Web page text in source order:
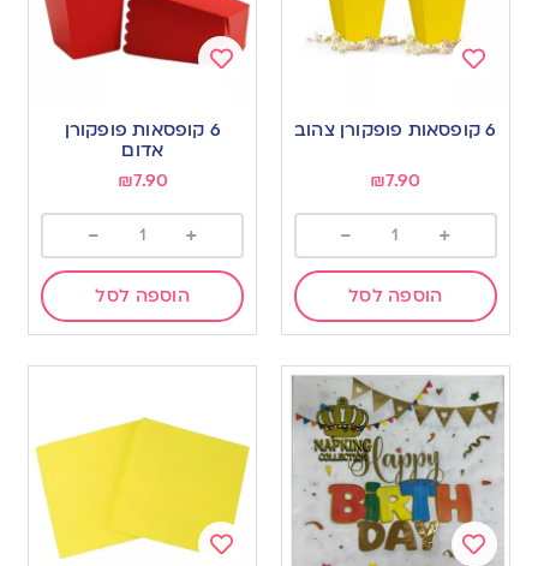
to
wishlist
6 קופסאות פופקורן צהוב
₪7.90
+
-
הוספה לסל
wishlist
6 קופסאות פופקורן
אדום
₪7.90
+
-
הוספה לסל